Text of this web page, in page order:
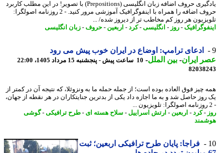
یادگیری حروف اضافه زبان انگلیسی (Prepositions) با تصویر! در این مطلب کاربرد
حروف اضافه را همراه با اینفوگرافیک آموزشی مرور کنید. - 2 روزنامه اصولگرا:
هر روز کم مخاطب تر از دیروز شده/ ...
-روز- انگلیسی-کرد-اربعین -حروف-زبان انگلیسی
ادعای ترامپ: اوضاع در ایران خوب پیش می رود
ایران- بین الملل-10 ساعت پیش - پنجشنبه 15 مرداد 1405، 22:00
چیز فوق العاده بوده است؛ از جمله حمله ما به ونزوئلا، که نتیجه آن در کمتر از
حاصل شد و به ما اجازه داد یکی از بدترین جنایتکاران در هر نقطه از جهان،
- کرد-اربعین -ارتش اسراییل -سلاح هسته ای- طرح ترافیکی-گوشی
فراجا: پایان طرح ترافیکی اربعین؛ ثبت